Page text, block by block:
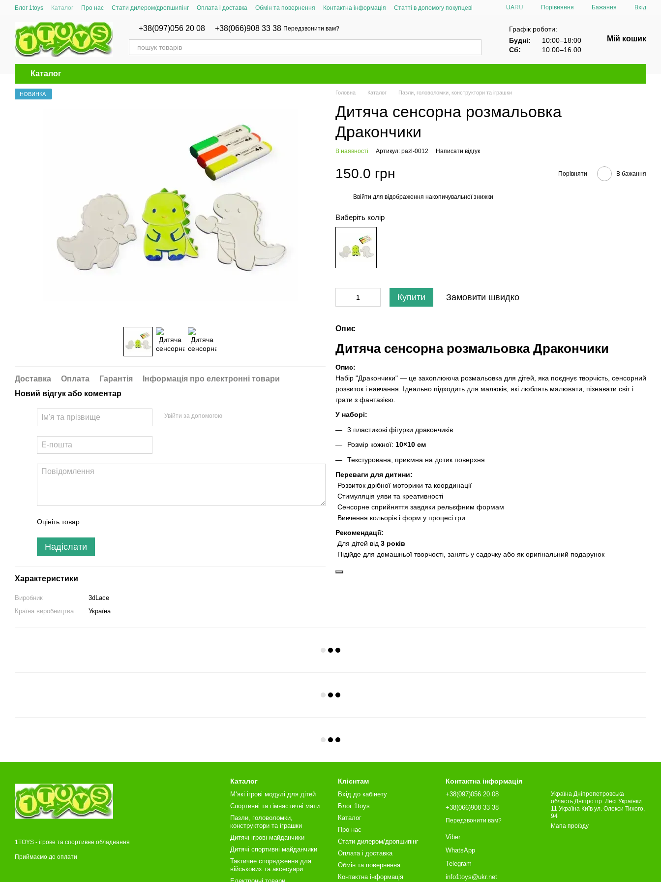
Перейти до основного контенту
Блог 1toys Каталог Про нас Стати дилером/дропшипінг Оплата і доставка Обмін та повернення Контактна інформація
Статті в допомогу покупцеві
UARU Порівняння Бажання Вхід
+38(097)056 20 08 +38(066)908 33 38 Передзвонити вам?
Графік роботи:
Будні:
10:00–18:00
Сб:
10:00–16:00
Мій кошик
Каталог
НОВИНКА
Доставка Оплата Гарантія
Інформація про електронні товари
Новий відгук або коментар
Увійти за допомогою
Оцініть товар
Надіслати
Характеристики
Виробник
3dLace
Країна виробництва
Україна
Головна Каталог Пазли, головоломки, конструктори та іграшки
Дитяча сенсорна розмальовка
Дракончики
В наявності Артикул: pazl-0012 Написати відгук
150.0 грн Порівняти В бажання
Ввійти для відображення накопичувальної знижки
Виберіть колір
Купити Замовити швидко
Опис
Дитяча сенсорна розмальовка Дракончики
Опис:
Набір "Дракончики" — це захоплююча розмальовка для дітей, яка поєднує творчість, сенсорний
розвиток і навчання. Ідеально підходить для малюків, які люблять малювати, пізнавати світ і
грати з фантазією.
У наборі:
3 пластикові фігурки дракончиків
Розмір кожної: 10×10 см
Текстурована, приємна на дотик поверхня
Переваги для дитини:
Розвиток дрібної моторики та координації
Стимуляція уяви та креативності
Сенсорне сприйняття завдяки рельєфним формам
Вивчення кольорів і форм у процесі гри
Рекомендації:
Для дітей від 3 років
Підійде для домашньої творчості, занять у садочку або як оригінальний подарунок
1TOYS - ігрове та спортивне обладнання
Приймаємо до оплати
Каталог
М‘які ігрові модулі для дітей
Спортивні та гімнастичні мати
Пазли, головоломки,
конструктори та іграшки
Дитячі ігрові майданчики
Дитячі спортивні майданчики
Тактичне спорядження для
військових та аксесуари
Клієнтам
Вхід до кабінету
Блог 1toys
Каталог
Про нас
Стати дилером/дропшипінг
Оплата і доставка
Обмін та повернення
Контактна інформація
Контактна інформація
+38(097)056 20 08
+38(066)908 33 38
Передзвонити вам?
Viber
WhatsApp
Telegram
info1toys@ukr.net
Україна Дніпропетровська
область Дніпро пр. Лесі Українки
11 Україна Київ ул. Олекси Тихого,
94
Мапа проїзду